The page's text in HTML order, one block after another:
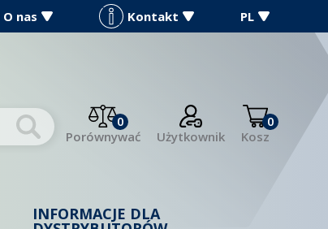
O nas Kontakt PL
0
Porównywać
Użytkownik
0
Kosz
INFORMACJE DLA